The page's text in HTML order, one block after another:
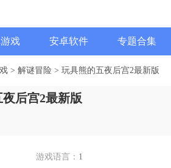
戏 安卓软件 专题合集
> 解谜冒险 > 玩具熊的五夜后宫2最新版
后宫2最新版
游戏语言： 1